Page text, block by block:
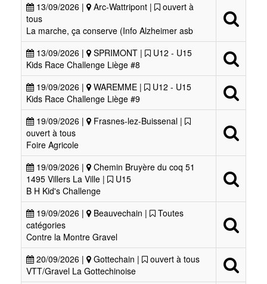
13/09/2026 |
Arc-Wattripont |
ouvert à
tous
La marche, ça conserve (Info Alzheimer asb
13/09/2026 |
SPRIMONT |
U12 - U15
Kids Race Challenge Liège #8
19/09/2026 |
WAREMME |
U12 - U15
Kids Race Challenge Liège #9
19/09/2026 |
Frasnes-lez-Buissenal |
ouvert à tous
Foire Agricole
19/09/2026 |
Chemin Bruyère du coq 51
1495 Villers La Ville |
U15
B H Kid's Challenge
19/09/2026 |
Beauvechain |
Toutes
catégories
Contre la Montre Gravel
20/09/2026 |
Gottechain |
ouvert à tous
VTT/Gravel La Gottechinoise